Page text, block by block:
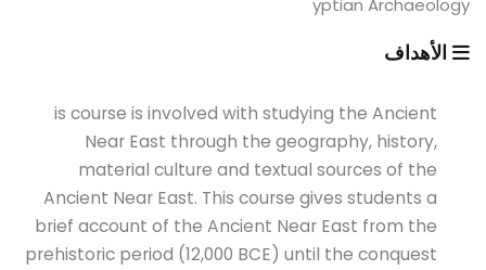
yptian Archaeology
الأهداف
is course is involved with studying the Ancient
Near East through the geography, history,
material culture and textual sources of the
Ancient Near East. This course gives students a
brief account of the Ancient Near East from the
prehistoric period (12,000 BCE) until the conquest